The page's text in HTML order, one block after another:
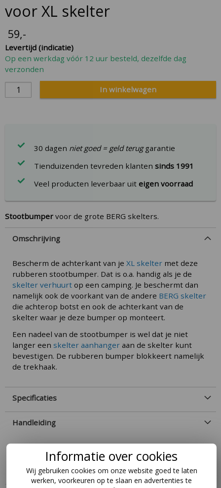
voor XL skelter
59,-
Levertijd (indicatie)
Op een werkdag vóór 12 uur besteld, dezelfde dag
verzonden
In winkelwagen
30 dagen niet goed = geld teruggarantie
Tienduizenden tevreden klantensinds 1991
Veel producten leverbaar uiteigen voorraad
Stootbumper voor de grote BERG skelters.
beginning
the
images
gallery
Omschrijving
Bescherm de achterkant van je XL skelter met deze
rubberen stootbumper. Dat is o.a. handig als je de
skelter verhuurt op een camping. Je beschermt dan
namelijk ook de voorkant van de andere BERG skelter
die achterop botst en ook de achterkant van de
skelter waar je deze bumper op monteert.
Een nadeel van de stootbumper is wel dat je niet
langer een skelter aanhanger aan de skelter kunt
bevestigen. De rubberen bumper blokkeert namelijk
de trekhaak.
Specificaties
Handleiding
deze pagina.
Informatie over cookies
Wij gebruiken cookies om onze website goed te laten
werken, voorkeuren op te slaan en advertenties te